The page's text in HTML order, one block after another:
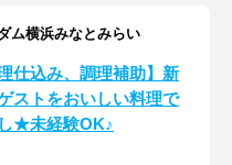
ム横浜みなとみらい
仕込み、調理補助】新
ストをおいしい料理で
★未経験OK♪